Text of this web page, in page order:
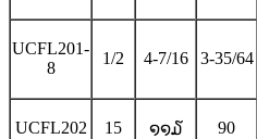
UCFL201-
8
1/2 4-7/16 3-35/64
UCFL202 15 ໑໑໓ 90